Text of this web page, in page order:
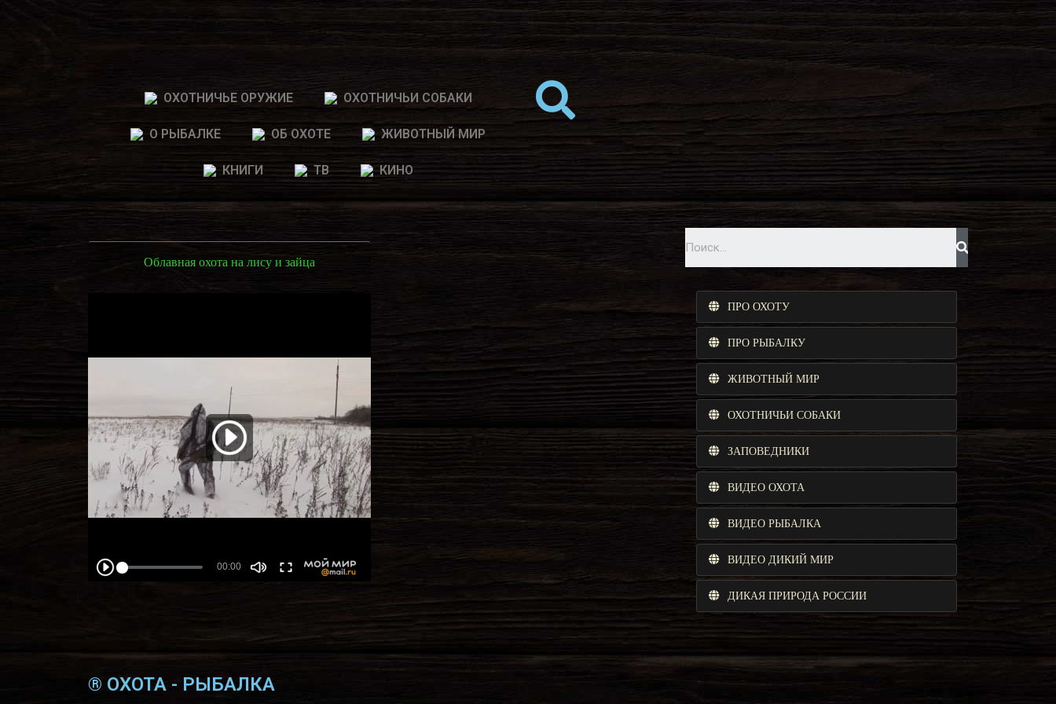
ОХОТНИЧЬЕ ОРУЖИЕ ОХОТНИЧЬИ СОБАКИ
О РЫБАЛКЕ ОБ ОХОТЕ ЖИВОТНЫЙ МИР
КНИГИ ТВ КИНО
Облавная охота на лису и зайца
ПРО ОХОТУ
ПРО РЫБАЛКУ
ЖИВОТНЫЙ МИР
ОХОТНИЧЬИ СОБАКИ
ЗАПОВЕДНИКИ
ВИДЕО ОХОТА
ВИДЕО РЫБАЛКА
ВИДЕО ДИКИЙ МИР
ДИКАЯ ПРИРОДА РОССИИ
® ОХОТА - РЫБАЛКА